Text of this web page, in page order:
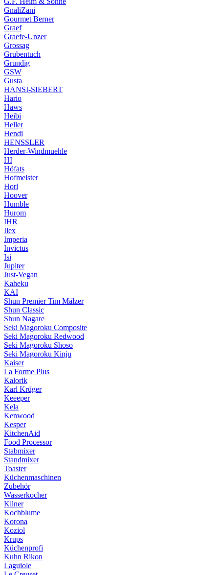
GnaliZani
Gourmet Berner
Graef
Graefe-Unzer
Grossag
Grubentuch
Grundig
GSW
Gusta
HANSI-SIEBERT
Hario
Haws
Heibi
Heller
Hendi
HENSSLER
Herder-Windmuehle
HI
Höfats
Hofmeister
Horl
Hoover
Humble
Hurom
IHR
Ilex
Imperia
Invictus
Isi
Jupiter
Just-Vegan
Kaheku
KAI
Shun Premier Tim Mälzer
Shun Classic
Shun Nagare
Seki Magoroku Composite
Seki Magoroku Redwood
Seki Magoroku Shoso
Seki Magoroku Kinju
Kaiser
La Forme Plus
Kalorik
Karl Krüger
Keeeper
Kela
Kenwood
Kesper
KitchenAid
Food Processor
Stabmixer
Standmixer
Toaster
Küchenmaschinen
Zubehör
Wasserkocher
Kilner
Kochblume
Korona
Koziol
Krups
Küchenprofi
Kuhn Rikon
Laguiole